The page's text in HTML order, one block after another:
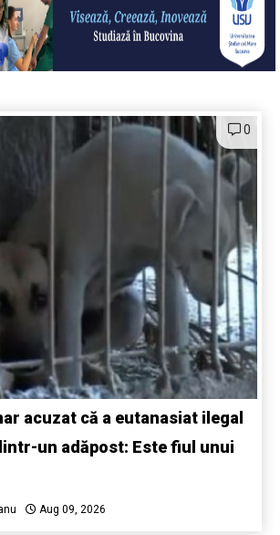
0
acuzat că a eutanasiat ilegal
un adăpost: Este fiul unui
Aug 09, 2026